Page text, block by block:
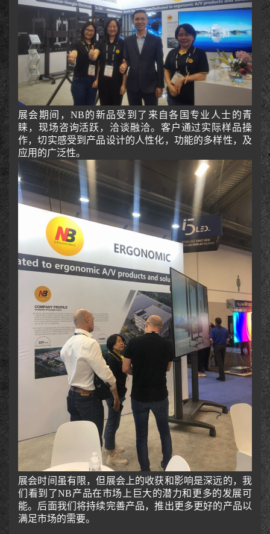
展会期间，NB的新品受到了来自各国专业人士的青
睐，现场咨询活跃，洽谈融洽。客户通过实际样品操
作，切实感受到产品设计的人性化，功能的多样性，及
应用的广泛性。
展会时间虽有限，但展会上的收获和影响是深远的，我
们看到了NB产品在市场上巨大的潜力和更多的发展可
能。后面我们将持续完善产品，推出更多更好的产品以
满足市场的需要。